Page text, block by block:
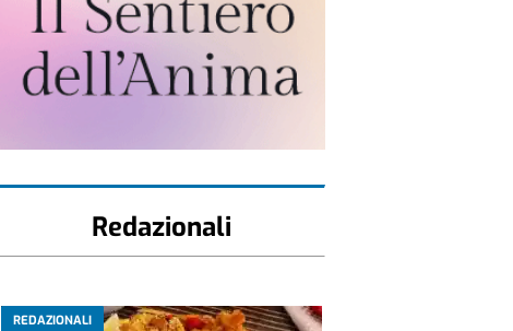
Redazionali
REDAZIONALI